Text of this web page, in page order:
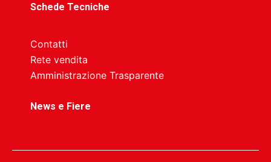
Schede Tecniche
Contatti
Rete vendita
Amministrazione Trasparente
News e Fiere